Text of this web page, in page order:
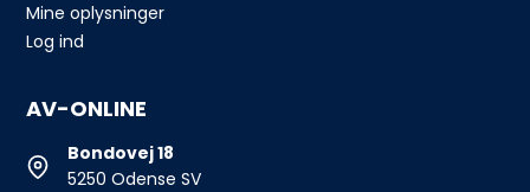
Mine oplysninger
Log ind
AV-ONLINE
Bondovej 18
5250 Odense SV